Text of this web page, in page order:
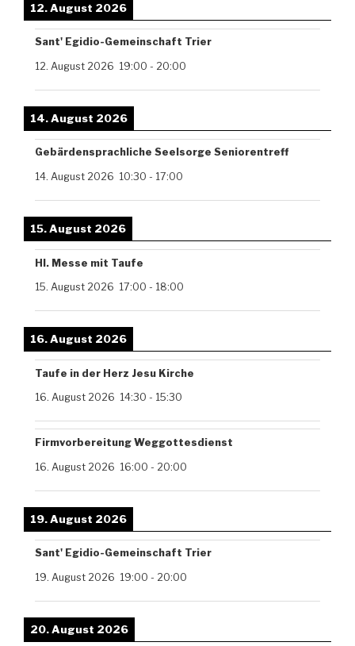
12. August 2026
Sant' Egidio-Gemeinschaft Trier
12. August 2026 19:00 - 20:00
14. August 2026
Gebärdensprachliche Seelsorge Seniorentreff
14. August 2026 10:30 - 17:00
15. August 2026
Hl. Messe mit Taufe
15. August 2026 17:00 - 18:00
16. August 2026
Taufe in der Herz Jesu Kirche
16. August 2026 14:30 - 15:30
Firmvorbereitung Weggottesdienst
16. August 2026 16:00 - 20:00
19. August 2026
Sant' Egidio-Gemeinschaft Trier
19. August 2026 19:00 - 20:00
20. August 2026